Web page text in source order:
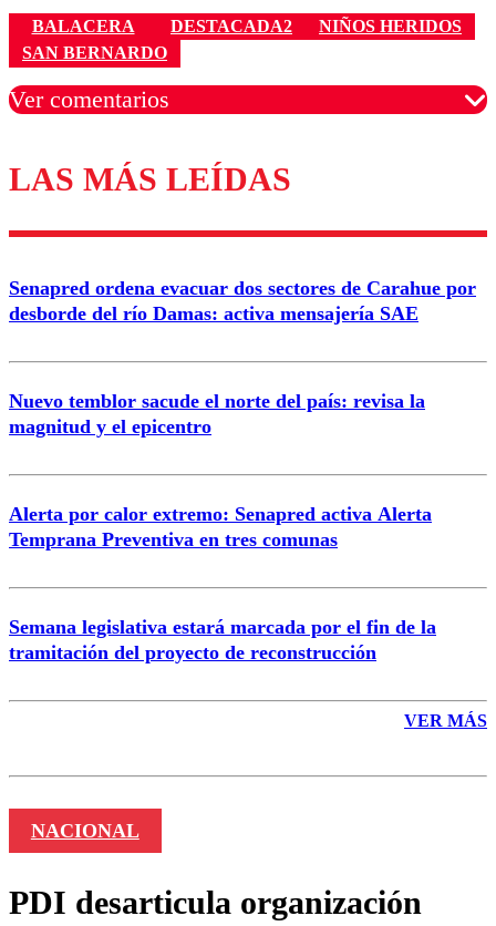
BALACERA DESTACADA2
NIÑOS HERIDOS
SAN BERNARDO
Ver comentarios
Los comentarios son moderados para garantizar un
diálogo respetuoso.
Nombre
Correo
LAS MÁS LEÍDAS
Senapred ordena evacuar dos sectores de Carahue por
desborde del río Damas: activa mensajería SAE
Nuevo temblor sacude el norte del país: revisa la
magnitud y el epicentro
Alerta por calor extremo: Senapred activa Alerta
Temprana Preventiva en tres comunas
Semana legislativa estará marcada por el fin de la
tramitación del proyecto de reconstrucción
VER MÁS
NACIONAL
PDI desarticula organización